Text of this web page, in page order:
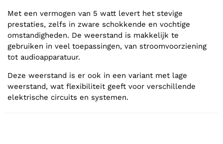
Met een vermogen van 5 watt levert het stevige
prestaties, zelfs in zware schokkende en vochtige
omstandigheden. De weerstand is makkelijk te
gebruiken in veel toepassingen, van stroomvoorziening
tot audioapparatuur.
Deze weerstand is er ook in een variant met lage
weerstand, wat flexibiliteit geeft voor verschillende
elektrische circuits en systemen.